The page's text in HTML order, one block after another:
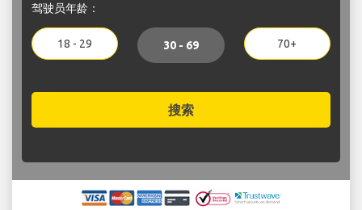
驾驶员年龄：
18 - 29 30 - 69 70+
搜索